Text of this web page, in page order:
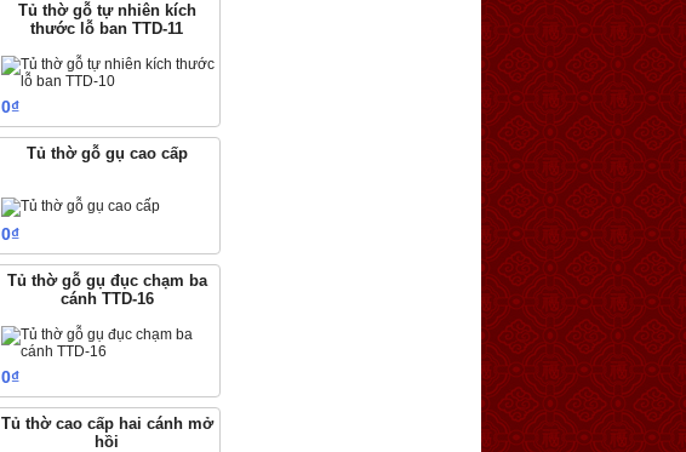
Tủ thờ gỗ tự nhiên kích
thước lỗ ban TTD-11
0₫
Tủ thờ gỗ gụ cao cấp
0₫
Tủ thờ gỗ gụ đục chạm ba
cánh TTD-16
0₫
Tủ thờ cao cấp hai cánh mở
hồi